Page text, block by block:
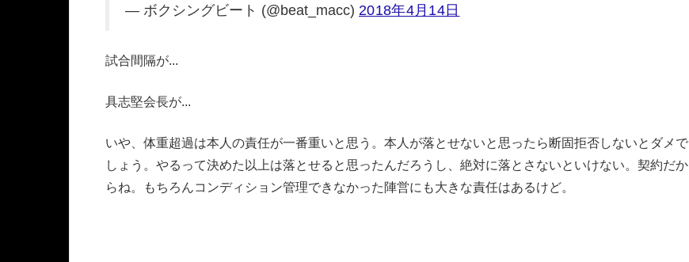
— ボクシングビート (@beat_macc) 2018年4月14日
試合間隔が...
具志堅会長が...
いや、体重超過は本人の責任が一番重いと思う。本人が落とせないと思ったら断固拒否しないとダメで
しょう。やるって決めた以上は落とせると思ったんだろうし、絶対に落とさないといけない。契約だか
らね。もちろんコンディション管理できなかった陣営にも大きな責任はあるけど。